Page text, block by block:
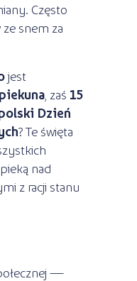
Często
snem za
jest
, zaś 15
Dzień
? Te święta
nad
z racji stanu
—